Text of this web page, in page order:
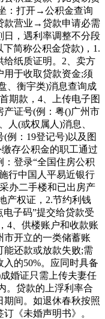
：打开→公积金查询
营业→贷款申请必需
日，遇利率调整不分段
简称公积金贷款)，1.
给纸质证明。2、卖方
用于收取贷款资金;须
、衡宇类)消息查询成
期款，4、上传电子图
证号(例：粤()广州市
人(或权属人)消息、
例：19登记号)以及图
存公积金的职工通过
：登录“全国住房公积
行中国人平易近银行
办二手楼和已出房产
产权证，2.节约利钱
子码”提交给贷款受
4、供楼账户和收款账
市开立的一类储蓄账
能还款或放款失败;需
的50%。应同时具备
婚证只需上传夫妻任
。贷款的上浮利率合
期间。如退休春秋按照
《未婚声明书》。